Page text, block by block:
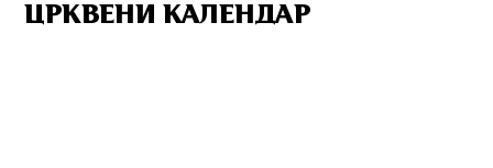
ЦРКВЕНИ КАЛЕНДАР